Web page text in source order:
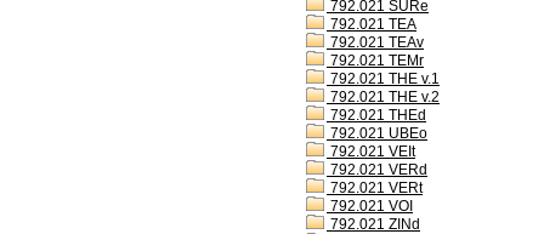
792.021 SURe
792.021 TEA
792.021 TEAv
792.021 TEMr
792.021 THE v.1
792.021 THE v.2
792.021 THEd
792.021 UBEo
792.021 VEIt
792.021 VERd
792.021 VERt
792.021 VOI
792.021 ZINd